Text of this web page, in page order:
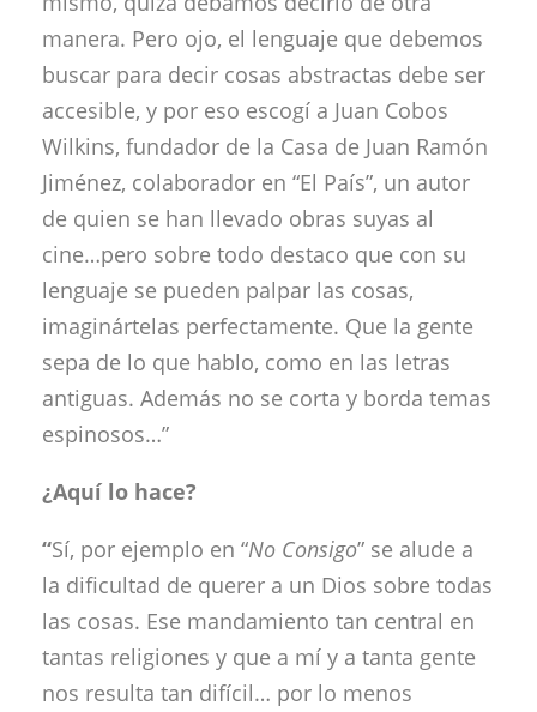
manera. Pero ojo, el lenguaje que debemos
buscar para decir cosas abstractas debe ser
accesible, y por eso escogí a Juan Cobos
Wilkins, fundador de la Casa de Juan Ramón
Jiménez, colaborador en “El País”, un autor
de quien se han llevado obras suyas al
cine…pero sobre todo destaco que con su
lenguaje se pueden palpar las cosas,
imaginártelas perfectamente. Que la gente
sepa de lo que hablo, como en las letras
antiguas. Además no se corta y borda temas
espinosos…”
¿Aquí lo hace?
“Sí, por ejemplo en “No Consigo” se alude a
la dificultad de querer a un Dios sobre todas
las cosas. Ese mandamiento tan central en
tantas religiones y que a mí y a tanta gente
nos resulta tan difícil… por lo menos